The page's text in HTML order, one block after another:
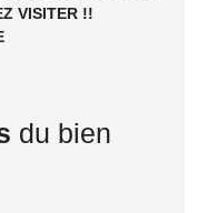
VISITER !!
du bien